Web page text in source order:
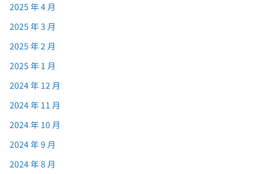
2025 年 4 月
2025 年 3 月
2025 年 2 月
2025 年 1 月
2024 年 12 月
2024 年 11 月
2024 年 10 月
2024 年 9 月
2024 年 8 月